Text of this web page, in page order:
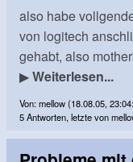
also habe
von logitech
gehabt, also
▶Weiterlesen...
Von: mellow (18.08.05,
5 Antworten, letzte von